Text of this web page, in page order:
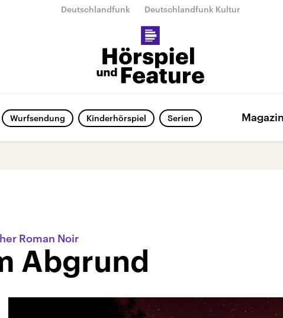
Deutschlandfunk Deutschlandfunk Kultur
Wurfsendung Kinderhörspiel Serien Magazin
Roman Noir
Abgrund